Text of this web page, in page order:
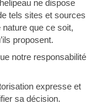
ne dispose
tels sites et sources
que ce soit,
proposent.
notre responsabilité
expresse et
sa décision.